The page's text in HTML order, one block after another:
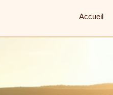
Accueil